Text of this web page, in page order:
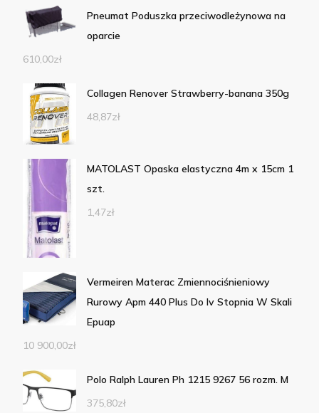
Pneumat Poduszka przeciwodleżynowa na
oparcie
610,00zł
Collagen Renover Strawberry-banana 350g
48,87zł
MATOLAST Opaska elastyczna 4m x 15cm 1
szt.
1,47zł
Vermeiren Materac Zmiennociśnieniowy
Rurowy Apm 440 Plus Do Iv Stopnia W Skali
Epuap
10 900,00zł
Polo Ralph Lauren Ph 1215 9267 56 rozm. M
375,80zł